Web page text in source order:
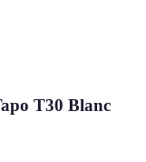
T30 Blanc